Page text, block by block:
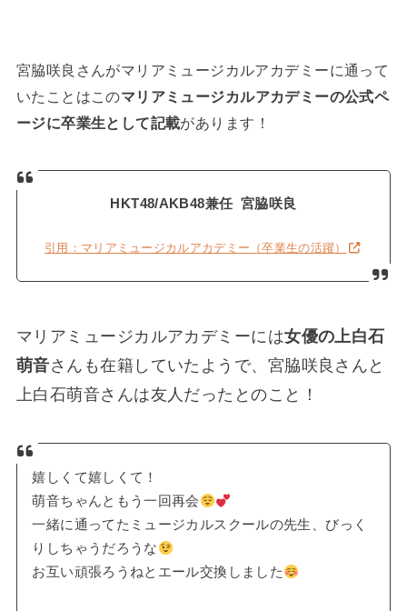
宮脇咲良さんがマリアミュージカルアカデミーに通って
いたことはこのマリアミュージカルアカデミーの公式ペ
ージに卒業生として記載があります！
HKT48/AKB48兼任 宮脇咲良
引用：マリアミュージカルアカデミー（卒業生の活躍）
マリアミュージカルアカデミーには女優の上白石
萌音さんも在籍していたようで、宮脇咲良さんと
上白石萌音さんは友人だったとのこと！
嬉しくて嬉しくて！
萌音ちゃんともう一回再会
一緒に通ってたミュージカルスクールの先生、びっく
りしちゃうだろうな
お互い頑張ろうねとエール交換しました